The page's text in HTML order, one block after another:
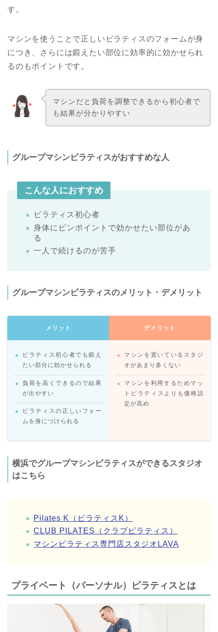
す。
マシンを使うことで正しいピラティスのフォームが身
につき、さらには鍛えたい部位に効率的に効かせられ
るのもポイントです。
マシンだと負荷を調整できるから初心者で
も結果が分かりやすい
グループマシンピラティスがおすすめな人
こんな人におすすめ
ピラティス初心者
身体にピンポイントで効かせたい部位があ
る
一人で続けるのが苦手
グループマシンピラティスのメリット・デメリット
メリット
ピラティス初心者でも鍛え
たい部分に効かせられる
負荷を高くできるので結果
が出やすい
ピラティスの正しいフォー
ムを身につけられる
デメリット
マシンを置いているスタジ
オがあまり多くない
マシンを利用するためマッ
トピラティスよりも価格設
定が高め
横浜でグループマシンピラティスができるスタジオ
はこちら
Pilates K（ピラティスK）
CLUB PILATES（クラブピラティス）
マシンピラティス専門店スタジオLAVA
プライベート（パーソナル）ピラティスとは